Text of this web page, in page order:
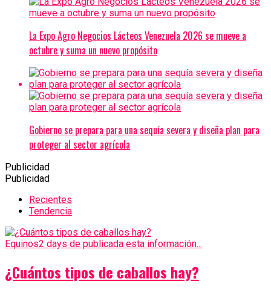
La Expo Agro Negocios Lácteos Venezuela 2026 se mueve a
octubre y suma un nuevo propósito
Gobierno se prepara para una sequía severa y diseña plan para
proteger al sector agrícola
Publicidad
Publicidad
Recientes
Tendencia
Equinos2 days de publicada esta información...
¿Cuántos tipos de caballos hay?